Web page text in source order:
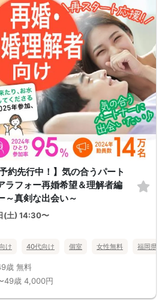
約先行中！】気の合うパート
フォー再婚希望＆理解者編
真剣な出会い～
(土) 14:30〜
け 40代向け 個室 女性無料 福岡県
歳 無料
49歳 4,000円